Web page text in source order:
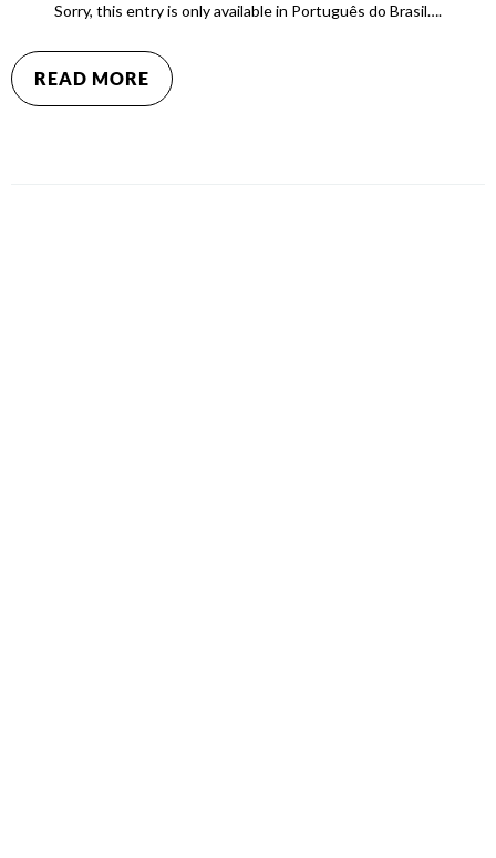
Sorry, this entry is only available in Português do Brasil….
READ MORE